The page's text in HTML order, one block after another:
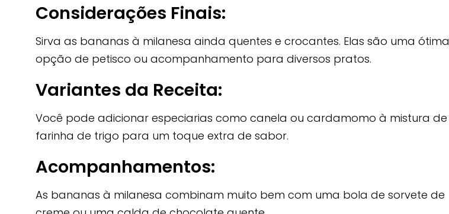
Considerações Finais:
Sirva as bananas à milanesa ainda quentes e crocantes. Elas são uma ótima
opção de petisco ou acompanhamento para diversos pratos.
Variantes da Receita:
Você pode adicionar especiarias como canela ou cardamomo à mistura de
farinha de trigo para um toque extra de sabor.
Acompanhamentos:
As bananas à milanesa combinam muito bem com uma bola de sorvete de